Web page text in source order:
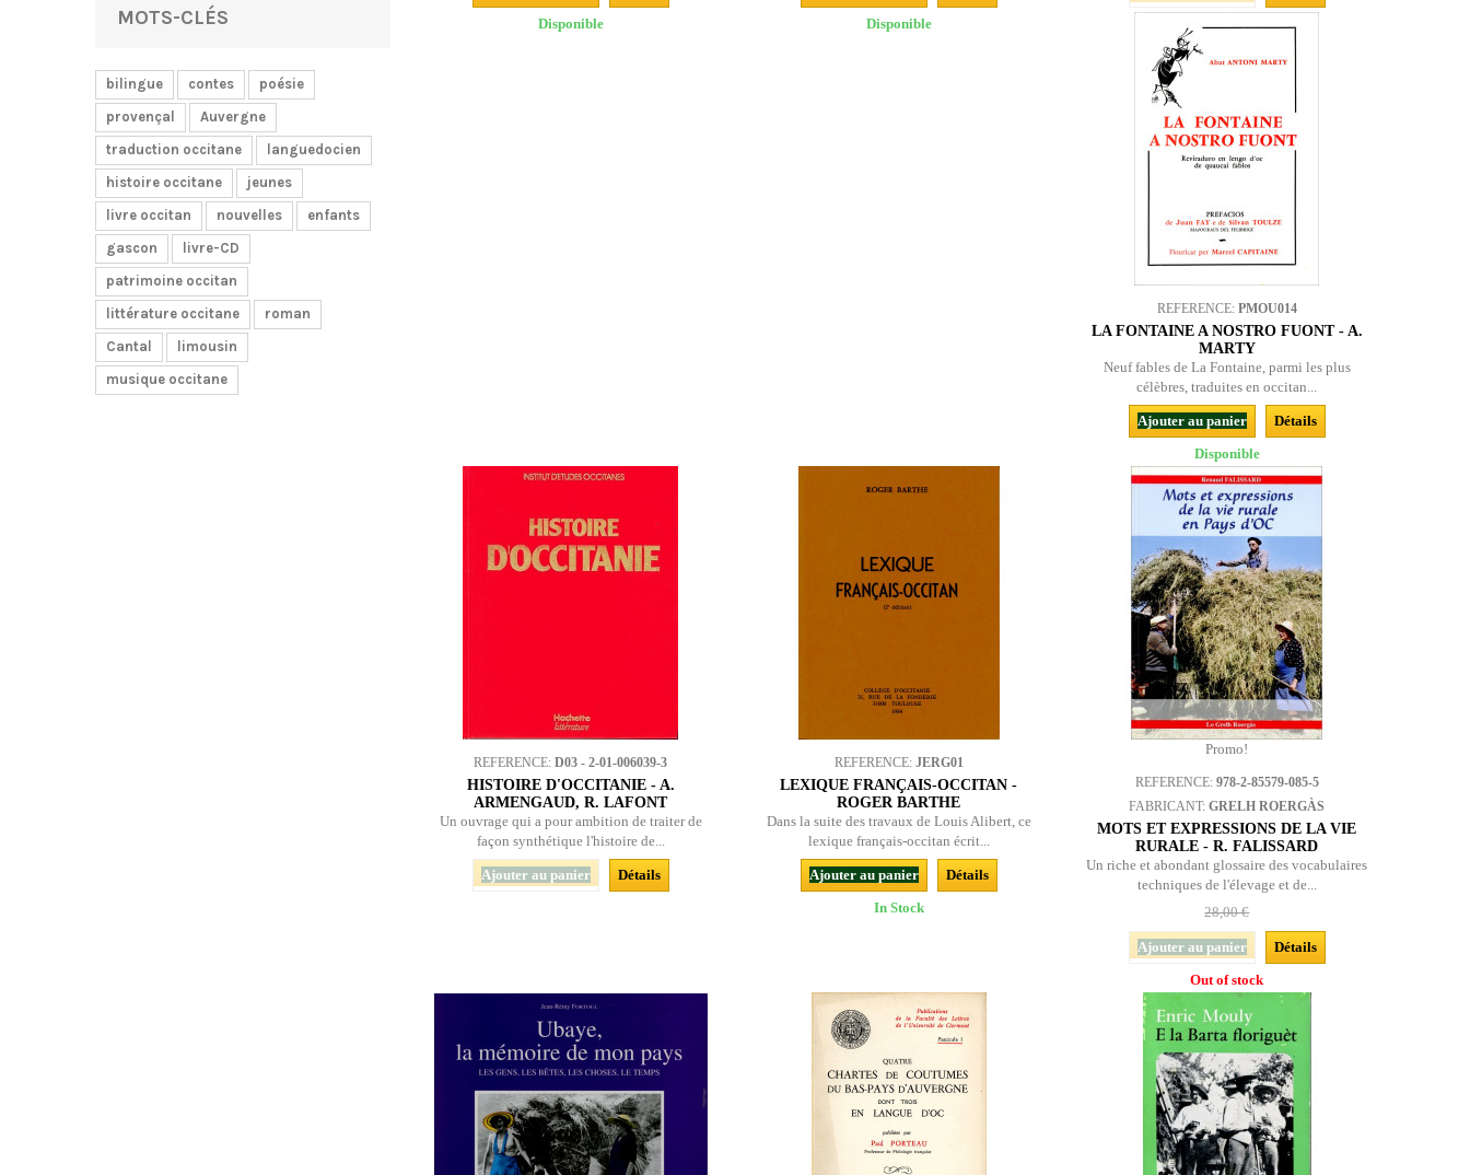
MOTS-CLÉS
bilingue contes
poésie
provençal
Auvergne
traduction occitane
languedocien
histoire occitane
jeunes
livre occitan
nouvelles
enfants
gascon
livre-CD
patrimoine occitan
littérature occitane
roman
Cantal
limousin
musique occitane
Disponible
Disponible
REFERENCE: PMOU014
LA FONTAINE A NOSTRO FUONT - A.
MARTY
Neuf fables de La Fontaine, parmi les plus
célèbres, traduites en occitan...
Ajouter au panier
Détails
Disponible
REFERENCE:D03 - 2-01-006039-3
HISTOIRE D'OCCITANIE - A.
ARMENGAUD, R. LAFONT
Un ouvrage qui a pour ambition de traiter de
façon synthétique l'histoire de...
Ajouter au panier Détails
REFERENCE: JERG01
LEXIQUE FRANÇAIS-OCCITAN -
ROGER BARTHE
Dans la suite des travaux de Louis Alibert, ce
lexique français-occitan écrit...
Ajouter au panier
Détails
In Stock
Promo!
REFERENCE: 978-2-85579-085-5
FABRICANT:GRELH ROERGÀS
MOTS ET EXPRESSIONS DE LA VIE
RURALE - R. FALISSARD
Un riche et abondant glossaire des vocabulaires
techniques de l'élevage et de...
28,00 €
Ajouter au panier
Détails
Out of stock